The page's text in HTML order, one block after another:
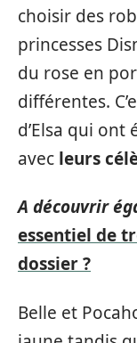
choisir des
princesses
du rose en
différentes.
d’Elsa qui
avec leurs
A découvrir
essentiel de
dossier ?
Belle et